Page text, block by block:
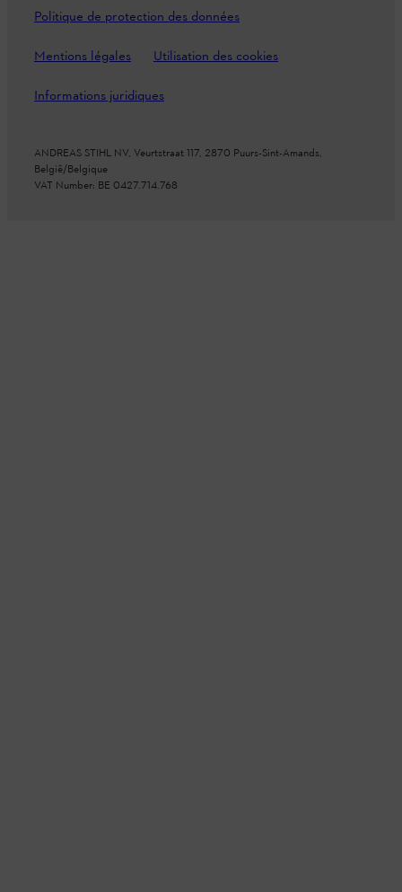
Politique de protection des données
Mentions légales Utilisation des cookies
Informations juridiques
ANDREAS STIHL NV, Veurtstraat 117, 2870 Puurs-Sint-Amands,
België/Belgique
VAT Number: BE 0427.714.768